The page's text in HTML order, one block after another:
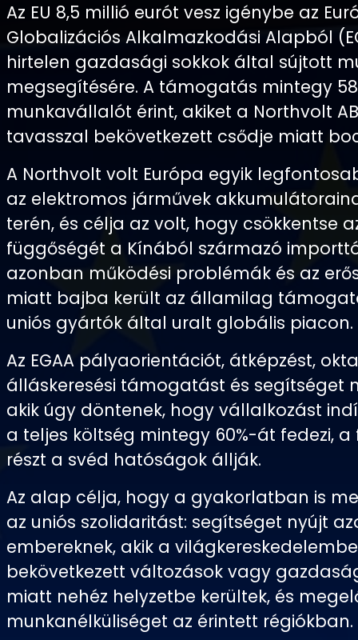
Az EU 8,5 millió eurót vesz igénybe az
Globalizációs Alkalmazkodási Alapból
hirtelen gazdasági sokkok által sújtott
megsegítésére. A támogatás mintegy
munkavállalót érint, akiket a Northvolt
tavasszal bekövetkezett csődje miatt
A Northvolt volt Európa egyik
az elektromos járművek
terén, és célja az volt, hogy csökkentse
függőségét a Kínából származó
azonban működési problémák és az
miatt bajba került az államilag
uniós gyártók által uralt globális piacon.
Az EGAA pályaorientációt, átképzést,
álláskeresési támogatást és segítséget
akik úgy döntenek, hogy vállalkozást
a teljes költség mintegy 60%-át fedezi,
részt a svéd hatóságok állják.
Az alap célja, hogy a gyakorlatban is
az uniós szolidaritást: segítséget nyújt
embereknek, akik a
bekövetkezett változások vagy
miatt nehéz helyzetbe kerültek, és
munkanélküliséget az érintett régiókban.